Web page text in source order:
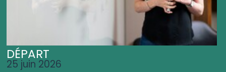
DÉPART
25 juin 2026